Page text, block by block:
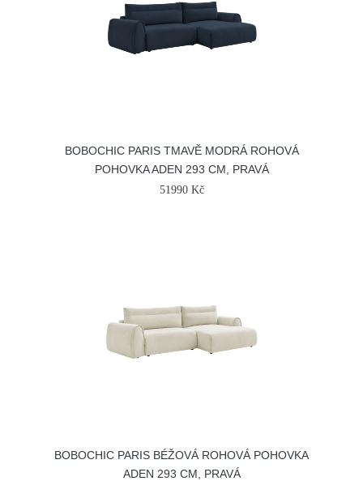
BOBOCHIC PARIS TMAVĚ MODRÁ ROHOVÁ
POHOVKA ADEN 293 CM, PRAVÁ
51990 Kč
BOBOCHIC PARIS BÉŽOVÁ ROHOVÁ POHOVKA
ADEN 293 CM, PRAVÁ